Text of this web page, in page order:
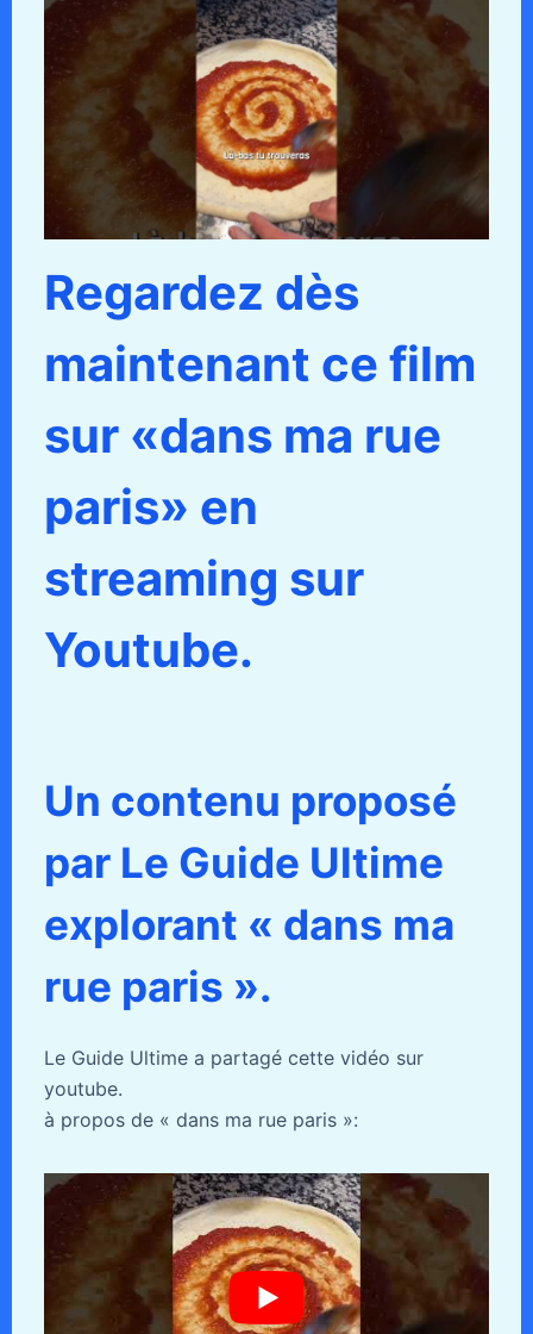
Regardez dès
maintenant ce film
sur «dans ma rue
paris» en
streaming sur
Youtube.
Un contenu proposé
par Le Guide Ultime
explorant « dans ma
rue paris ».
Le Guide Ultime a partagé cette vidéo sur
youtube.
à propos de « dans ma rue paris »: